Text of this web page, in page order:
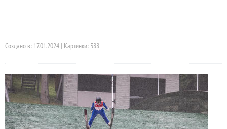
Создано в: 17.01.2024 | Картинки: 388